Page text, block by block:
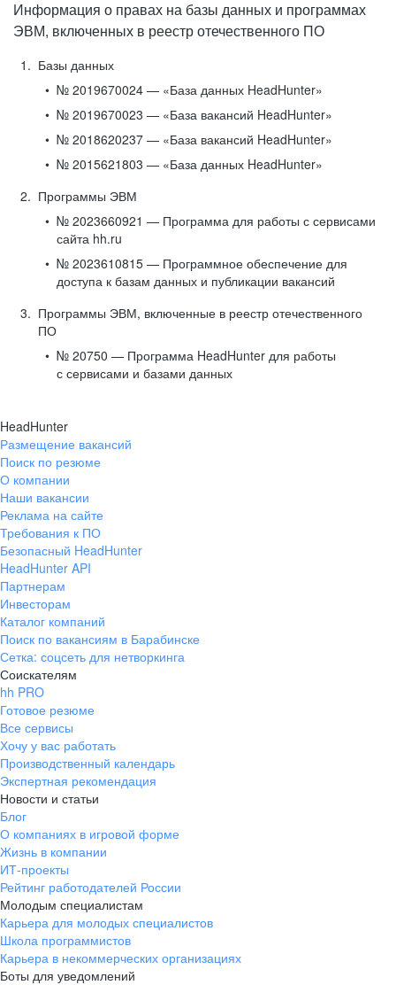
Информация о правах на базы данных и программах
ЭВМ, включенных в реестр отечественного ПО
Базы данных
№ 2019670024 — «База данных HeadHunter»
№ 2019670023 — «База вакансий HeadHunter»
№ 2018620237 — «База вакансий HeadHunter»
№ 2015621803 — «База данных HeadHunter»
Программы ЭВМ
№ 2023660921 — Программа для работы с сервисами
сайта hh.ru
№ 2023610815 — Программное обеспечение для
доступа к базам данных и публикации вакансий
Программы ЭВМ, включенные в реестр отечественного
ПО
№ 20750 — Программа HeadHunter для работы
с сервисами и базами данных
HeadHunter
Размещение вакансий
Поиск по резюме
О компании
Наши вакансии
Реклама на сайте
Требования к ПО
Безопасный HeadHunter
HeadHunter API
Партнерам
Инвесторам
Каталог компаний
Поиск по вакансиям в Барабинске
Сетка: соцсеть для нетворкинга
Соискателям
hh PRO
Готовое резюме
Все сервисы
Хочу у вас работать
Производственный календарь
Экспертная рекомендация
Новости и статьи
Блог
О компаниях в игровой форме
Жизнь в компании
ИТ-проекты
Рейтинг работодателей России
Молодым специалистам
Карьера для молодых специалистов
Школа программистов
Карьера в некоммерческих организациях
Боты для уведомлений